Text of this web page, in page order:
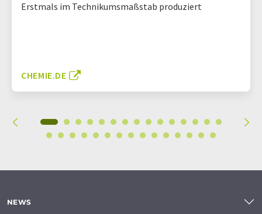
Erstmals im Technikumsmaßstab produziert
CHEMIE.DE
NEWS